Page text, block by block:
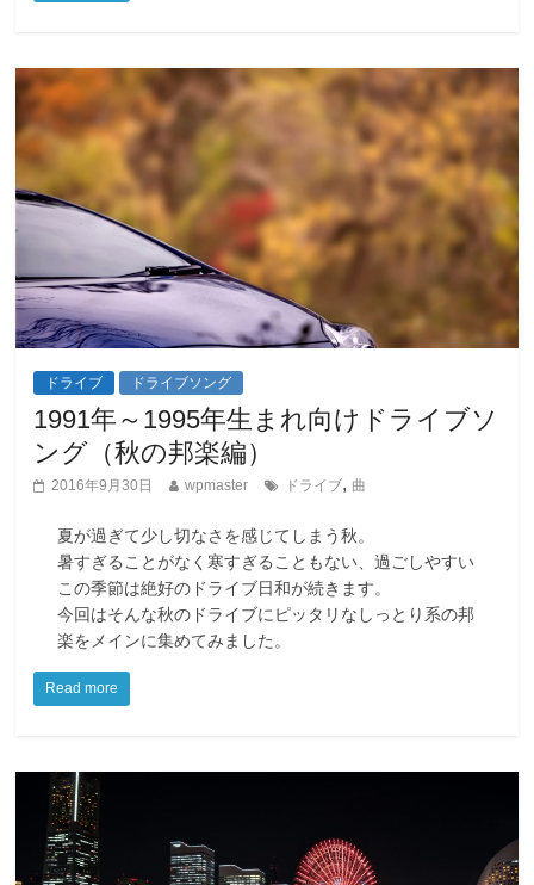
ドライブ ドライブソング
1991年～1995年生まれ向けドライブソ
ング（秋の邦楽編）
2016年9月30日 wpmaster ドライブ, 曲
夏が過ぎて少し切なさを感じてしまう秋。
暑すぎることがなく寒すぎることもない、過ごしやすい
この季節は絶好のドライブ日和が続きます。
今回はそんな秋のドライブにピッタリなしっとり系の邦
楽をメインに集めてみました。
Read more